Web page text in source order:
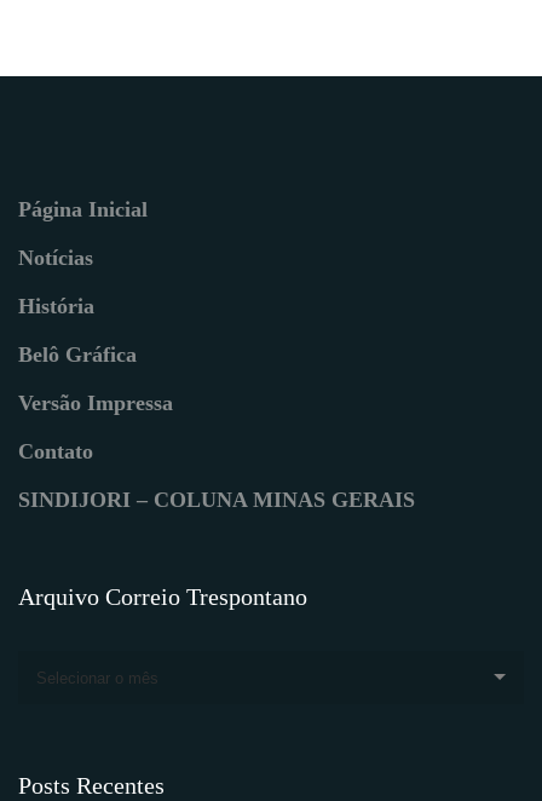
Página Inicial
Notícias
História
Belô Gráfica
Versão Impressa
Contato
SINDIJORI – COLUNA MINAS GERAIS
Arquivo Correio Trespontano
Selecionar o mês
Posts Recentes